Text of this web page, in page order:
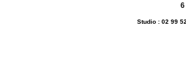
Studio : 02 99